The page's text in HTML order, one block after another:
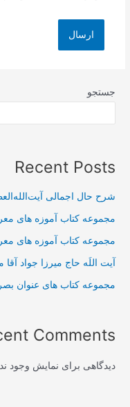
جستجو
Recent Posts
شرح حال اجمالی
مجموعه کتاب آموزه های
مجموعه کتاب آموزه های
آیت اللَه حاج میرزا جواد
مجموعه کتاب های عنوان
Comments
دیدگاهی برای نمایش وجود